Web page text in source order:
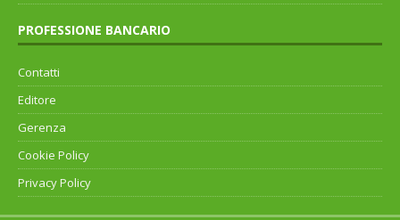
PROFESSIONE BANCARIO
Contatti
Editore
Gerenza
Cookie Policy
Privacy Policy